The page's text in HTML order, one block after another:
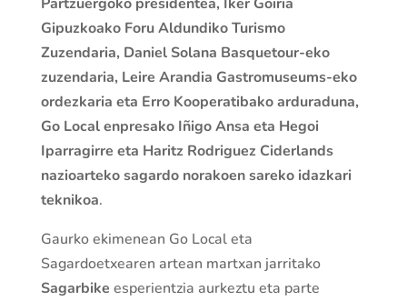
Gipuzkoako Foru Aldundiko Turismo
Zuzendaria, Daniel Solana Basquetour-eko
zuzendaria, Leire Arandia Gastromuseums-eko
ordezkaria eta Erro Kooperatibako arduraduna,
Go Local enpresako Iñigo Ansa eta Hegoi
Iparragirre eta Haritz Rodriguez Ciderlands
nazioarteko sagardo norakoen sareko idazkari
teknikoa.
Gaurko ekimenean Go Local eta
Sagardoetxearen artean martxan jarritako
Sagarbike esperientzia aurkeztu eta parte